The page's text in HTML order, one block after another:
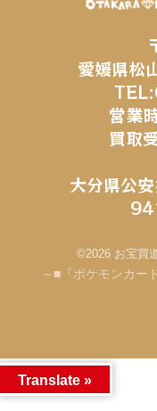
愛媛県松
営業
買取
大分県公
©2026 お宝買
～■『ポケモンカー
Translate »